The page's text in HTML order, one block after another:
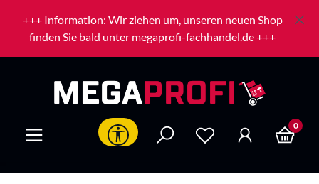
Zum Hauptinhalt springen
+++ Information: Wir ziehen um, unseren neuen Shop
finden Sie bald unter megaprofi-fachhandel.de +++
Werkzeugleiste anzeigen 0